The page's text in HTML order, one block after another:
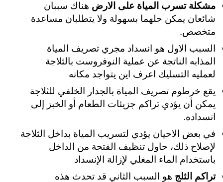
مشكلة تسرب المياة على الارض هناك سببان
شائعان يمكن حلهما بسهولة ولا يتطلبان مساعدة
متخصص.
السبب الاول هو انسداد مجري تصريف المياة
المذابه الناتجة عن عملية النوفروست بالثلاجة
لعمليه التسليك اعرف اين يتواجد مكانه
يقع خرطوم تصريف المياة بالجدار الخلفي للثلاجة
يمكن أن يؤدي تراكم جزيئات الطعام أو الخبز إلى
انسداده.
في بعض الاحيان يؤدي لتسريب المياة بداخل الثلاجة
لإصلاح ذلك، حاول تنظيف الفتحة من الداخل
باستخدام الماء المغلي لإزالة الإنسداد
تراكم الثلج هو السبب الثاني قد تحدث هذه